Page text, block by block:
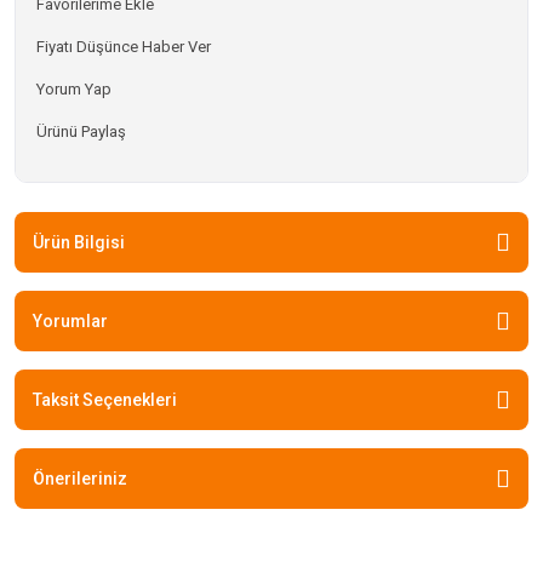
Fiyatı Düşünce Haber Ver
Yorum Yap
Ürünü Paylaş
Ürün Bilgisi
Yorumlar
Taksit Seçenekleri
Önerileriniz